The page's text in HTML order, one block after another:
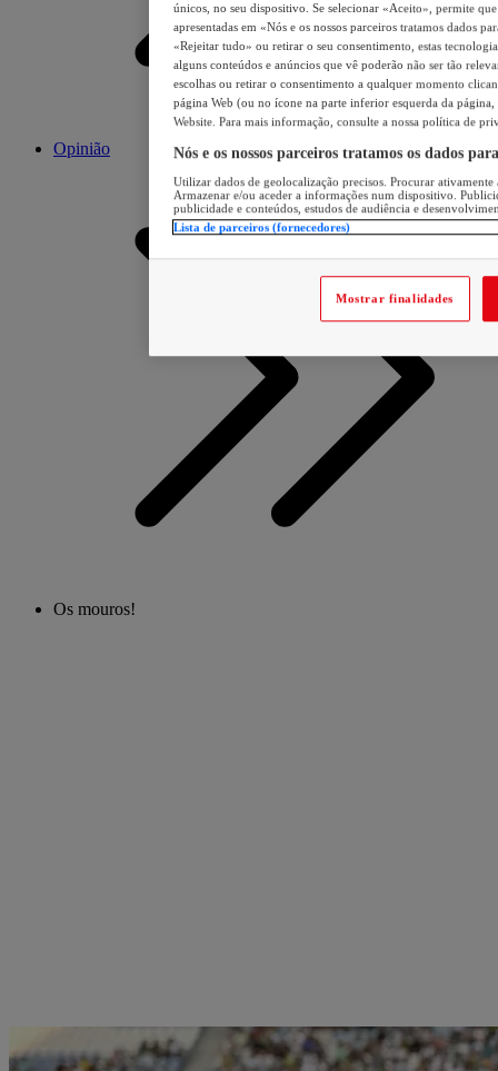
Opinião
Os mouros!
únicos, no seu dispositivo. Se selecionar «Aceito», permite
apresentadas em «Nós e os nossos parceiros tratamos dados
«Rejeitar tudo» ou retirar o seu consentimento, estas
alguns conteúdos e anúncios que vê poderão não ser tão
escolhas ou retirar o consentimento a qualquer momento
página Web (ou no ícone na parte inferior esquerda da página,
Website. Para mais informação, consulte a nossa política de
Nós e os nossos parceiros tratamos os dados
Utilizar dados de geolocalização precisos. Procurar
Armazenar e/ou aceder a informações num dispositivo.
publicidade e conteúdos, estudos de audiência e
Lista de parceiros (fornecedores)
Mostrar finalidades